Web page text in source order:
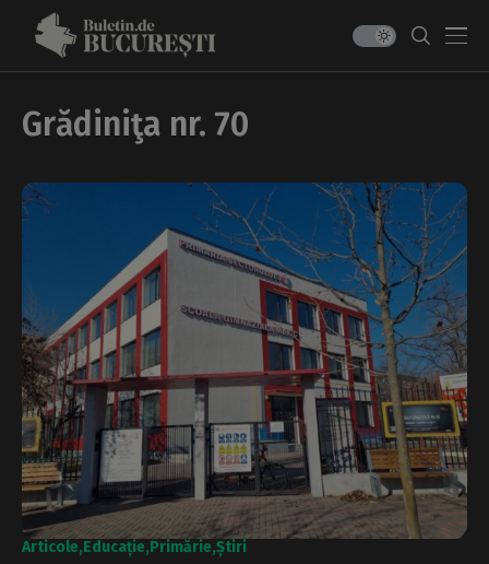
Grădiniţa nr. 70
Articole Educație Primărie Știri